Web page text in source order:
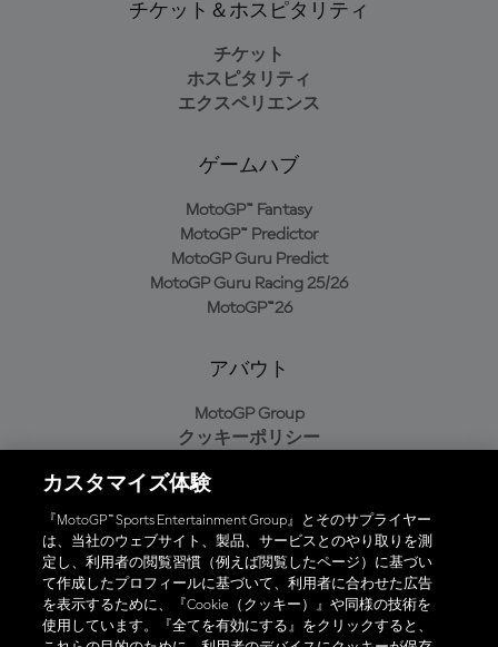
チケット＆ホスピタリティ
チケット
ホスピタリティ
エクスペリエンス
ゲームハブ
MotoGP™ Fantasy
MotoGP™ Predictor
MotoGP Guru Predict
MotoGP Guru Racing 25/26
MotoGP™26
アバウト
MotoGP Group
クッキーポリシー
プライバシーポリシー
購入ポリシー
オフィシャルアプリ
カスタマイズ体験
『MotoGP™ Sports Entertainment Group』とそのサプライヤー
は、当社のウェブサイト、製品、サービスとのやり取りを測
定し、利用者の閲覧習慣（例えば閲覧したページ）に基づい
て作成したプロフィールに基づいて、利用者に合わせた広告
を表示するために、『Cookie（クッキー）』や同様の技術を
使用しています。『全てを有効にする』をクリックすると、